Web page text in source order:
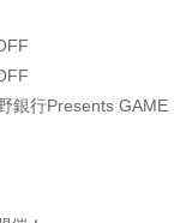
銀行Presents GAME